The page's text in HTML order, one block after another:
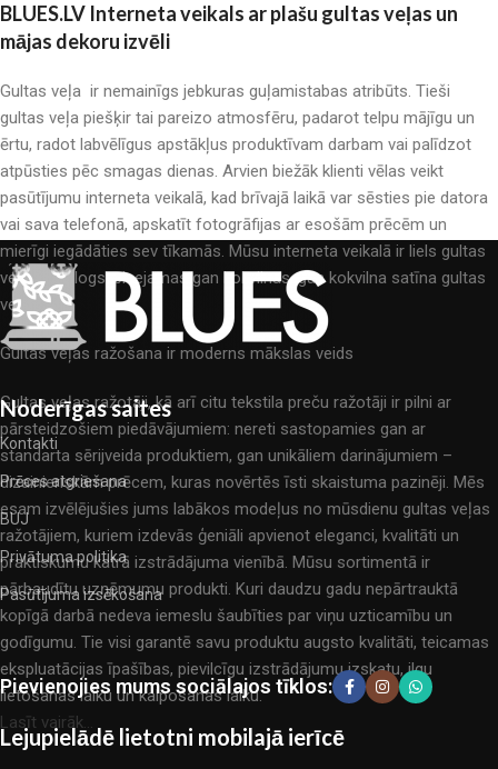
BLUES.LV Interneta veikals ar plašu gultas veļas un
mājas dekoru izvēli
Gultas veļa ir nemainīgs jebkuras guļamistabas atribūts. Tieši
gultas veļa piešķir tai pareizo atmosfēru, padarot telpu mājīgu un
ērtu, radot labvēlīgus apstākļus produktīvam darbam vai palīdzot
atpūsties pēc smagas dienas. Arvien biežāk klienti vēlas veikt
pasūtījumu interneta veikalā, kad brīvajā laikā var sēsties pie datora
vai sava telefonā, apskatīt fotogrāfijas ar esošām prēcēm un
mierīgi iegādāties sev tīkamās. Mūsu interneta veikalā ir liels gultas
veļas katalogs: pieejamas gan kokvilnas, gan kokvilna satīna gultas
veļas.
Gultas veļas ražošana ir moderns mākslas veids
Gultas veļas ražotāji, kā arī citu tekstila preču ražotāji ir pilni ar
pārsteidzošiem piedāvājumiem: nereti sastopamies gan ar
standarta sērijveida produktiem, gan unikāliem darinājumiem –
dizainieriskām prēcem, kuras novērtēs īsti skaistuma pazinēji. Mēs
esam izvēlējušies jums labākos modeļus no mūsdienu gultas veļas
ražotājiem, kuriem izdevās ģeniāli apvienot eleganci, kvalitāti un
praktiskumu katrā izstrādājuma vienībā. Mūsu sortimentā ir
pārbaudītu uzņēmumu produkti. Kuri daudzu gadu nepārtrauktā
kopīgā darbā nedeva iemeslu šaubīties par viņu uzticamību un
godīgumu. Tie visi garantē savu produktu augsto kvalitāti, teicamas
ekspluatācijas īpašības, pievilcīgu izstrādājumu izskatu, ilgu
lietošanas laiku un kalpošanas laiku.
Lasīt vairāk...
Noderīgas saites
Kontakti
Prēces atgriešana
BUJ
Privātuma politika
Pasūtījuma izsēkošana
Pievienojies mums sociālajos tīklos:
Lejupielādē lietotni mobilajā ierīcē